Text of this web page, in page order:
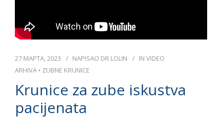
27 МАРТА, 2023 NAPISAO DR LOLIN IN VIDEO
ARHIVA • ZUBNE KRUNICE
Krunice za zube iskustva
pacijenata